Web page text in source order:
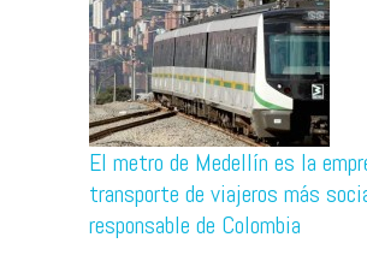
El metro de Medellín es la
transporte de viajeros más
responsable de Colombia